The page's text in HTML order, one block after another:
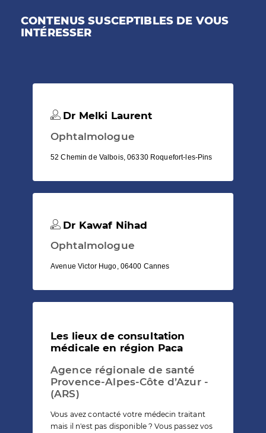
CONTENUS SUSCEPTIBLES DE VOUS
INTÉRESSER
Dr Melki Laurent
Ophtalmologue
52 Chemin de Valbois, 06330 Roquefort-les-Pins
Dr Kawaf Nihad
Ophtalmologue
Avenue Victor Hugo, 06400 Cannes
Les lieux de consultation
médicale en région Paca
Agence régionale de santé
Provence-Alpes-Côte d’Azur -
(ARS)
Vous avez contacté votre médecin traitant
mais il n'est pas disponible ? Vous passez vos